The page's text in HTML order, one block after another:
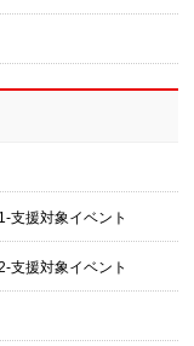
援対象イベント
援対象イベント